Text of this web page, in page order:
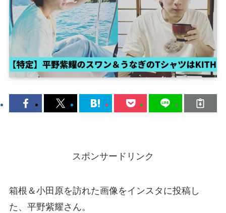
スポンサードリンク
箱根＆小田原を訪れた画像をインスタに投稿し
た、平野紫耀さん。